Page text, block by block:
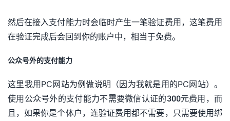
然后在接入支付能力时会临时产生一笔验证费用，这笔费用
在验证完成后会回到你的账户中，相当于免费。
公众号外的支付能力
这里我用PC网站为例做说明（因为我就是用的PC网站）。
使用公众号外的支付能力不需要微信认证的300元费用，而
且，如果你是个体户，连验证费用都不需要，只需要使用绑